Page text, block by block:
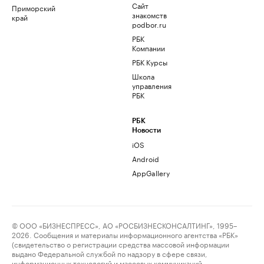
Приморский
край
Сайт
знакомств
podbor.ru
РБК
Компании
РБК Курсы
Школа
управления
РБК
РБК
Новости
iOS
Android
AppGallery
© ООО «БИЗНЕСПРЕСС», АО «РОСБИЗНЕСКОНСАЛТИНГ», 1995–
2026. Сообщения и материалы информационного агентства «РБК»
(свидетельство о регистрации средства массовой информации
выдано Федеральной службой по надзору в сфере связи,